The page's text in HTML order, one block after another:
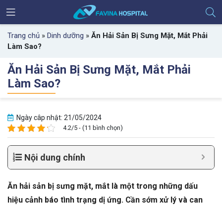
Trang chủ » Dinh dưỡng » Ăn Hải Sản Bị Sưng Mặt, Mắt Phải
Làm Sao?
Ăn Hải Sản Bị Sưng Mặt, Mắt Phải
Làm Sao?
Ngày câp nhật: 21/05/2024
4.2/5 - (11 bình chọn)
Nội dung chính
Ăn hải sản bị sưng mặt, mắt là một trong những dấu
hiệu cảnh báo tình trạng dị ứng. Cần sớm xử lý và can